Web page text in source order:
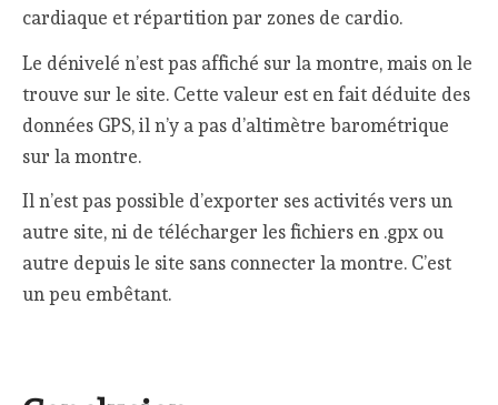
cardiaque et répartition par zones de cardio.
Le dénivelé n’est pas affiché sur la montre, mais on le
trouve sur le site. Cette valeur est en fait déduite des
données GPS, il n’y a pas d’altimètre barométrique
sur la montre.
Il n’est pas possible d’exporter ses activités vers un
autre site, ni de télécharger les fichiers en .gpx ou
autre depuis le site sans connecter la montre. C’est
un peu embêtant.